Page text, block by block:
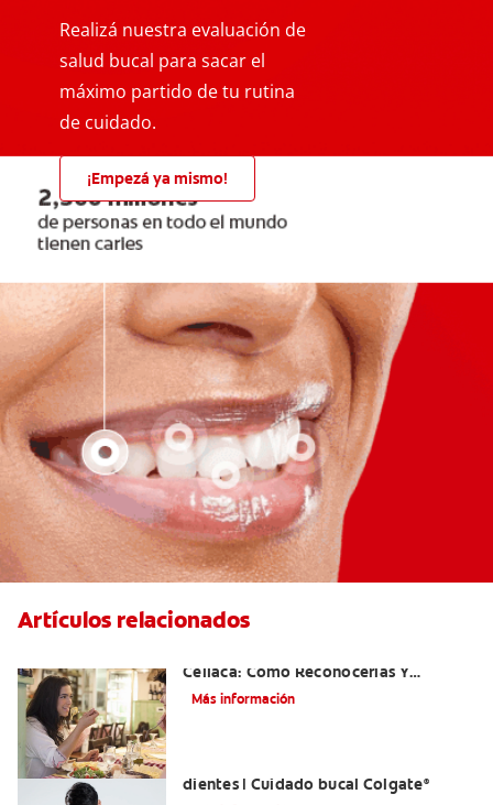
Realizá nuestra evaluación de
salud bucal para sacar el
máximo partido de tu rutina
de cuidado.
¡Empezá ya mismo!
Artículos relacionados
Celíaca: Cómo Reconocerlas Y
Tratarlas
Más información
dientes | Cuidado bucal Colgate®